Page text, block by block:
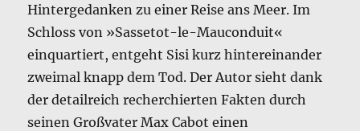
Hintergedanken zu einer Reise ans Meer. Im
Schloss von »Sassetot-le-Mauconduit«
einquartiert, entgeht Sisi kurz hintereinander
zweimal knapp dem Tod. Der Autor sieht dank
der detailreich recherchierten Fakten durch
seinen Großvater Max Cabot einen